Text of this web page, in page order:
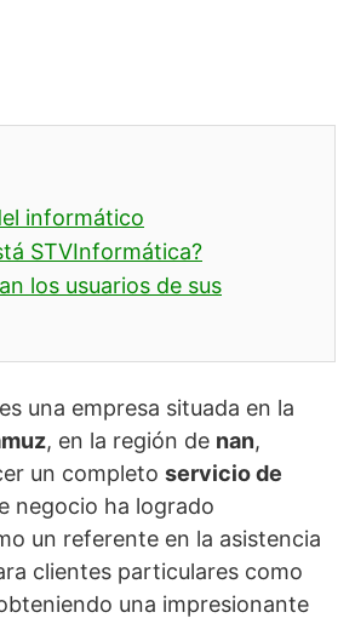
informático
STVInformática?
los usuarios de sus
una empresa situada en la
, en la región de nan,
un completo servicio de
negocio ha logrado
un referente en la asistencia
clientes particulares como
una impresionante